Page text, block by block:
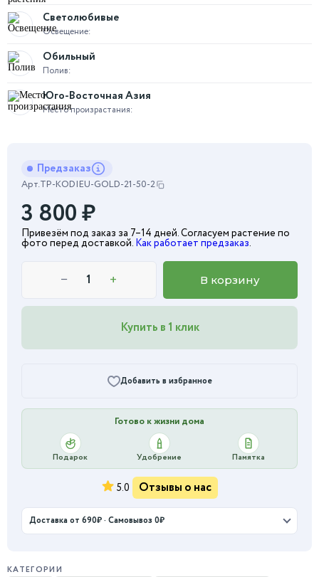
Освещение:
Светолюбивые
Полив:
Обильный
Место произрастания:
Юго-Восточная Азия
Предзаказ
Арт.TP-KODIEU-GOLD-21-50-2
3 800₽
Привезём под заказ за 7–14 дней. Согласуем растение по
фото перед доставкой. Как работает предзаказ.
− + В корзину
Купить в 1 клик
Добавить в избранное
Готово к жизни дома
Подарок Удобрение Памятка
5.0 Отзывы о нас
Доставка от 690₽ · Самовывоз 0₽
КАТЕГОРИИ